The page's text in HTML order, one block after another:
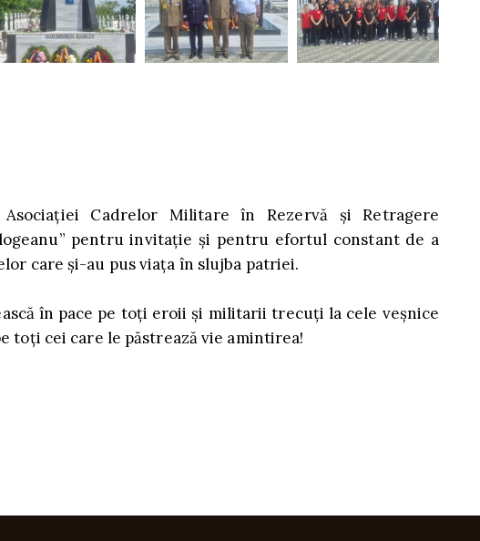
Cadrelor Militare în Rezervă și Retragere
pentru invitație și pentru efortul constant de a
care și-au pus viața în slujba patriei.
în pace pe toți eroii și militarii trecuți la cele veșnice
toți cei care le păstrează vie amintirea!